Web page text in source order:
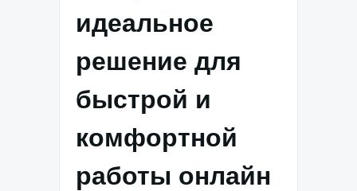
идеальное
решение для
быстрой и
комфортной
работы онлайн